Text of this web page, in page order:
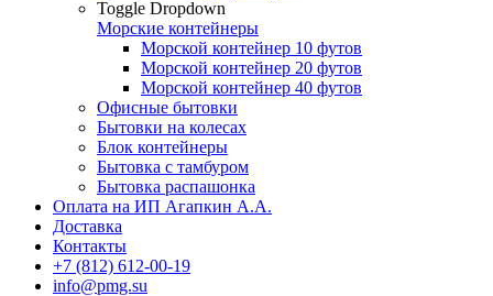
Toggle Dropdown
Морские контейнеры
Морской контейнер 10 футов
Морской контейнер 20 футов
Морской контейнер 40 футов
Офисные бытовки
Бытовки на колесах
Блок контейнеры
Бытовка с тамбуром
Бытовка распашонка
Оплата на ИП Агапкин А.А.
Доставка
Контакты
+7 (812) 612-00-19
info@pmg.su